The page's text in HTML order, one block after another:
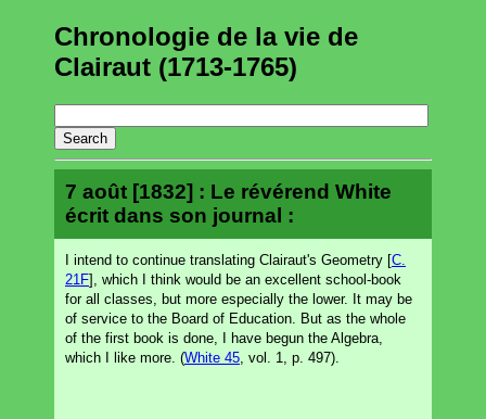
Chronologie de la vie de
Clairaut (1713-1765)
7 août [1832] : Le révérend White
écrit dans son journal :
I intend to continue translating Clairaut's Geometry [C.
21F], which I think would be an excellent school-book
for all classes, but more especially the lower. It may be
of service to the Board of Education. But as the whole
of the first book is done, I have begun the Algebra,
which I like more. (White 45 , vol. 1, p. 497).